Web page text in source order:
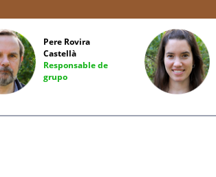
Pere Rovira
Castellà
Responsable de
grupo